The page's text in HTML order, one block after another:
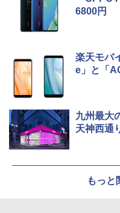
6800円
楽天モバ
e」と「
九州最大
天神西通
もっと